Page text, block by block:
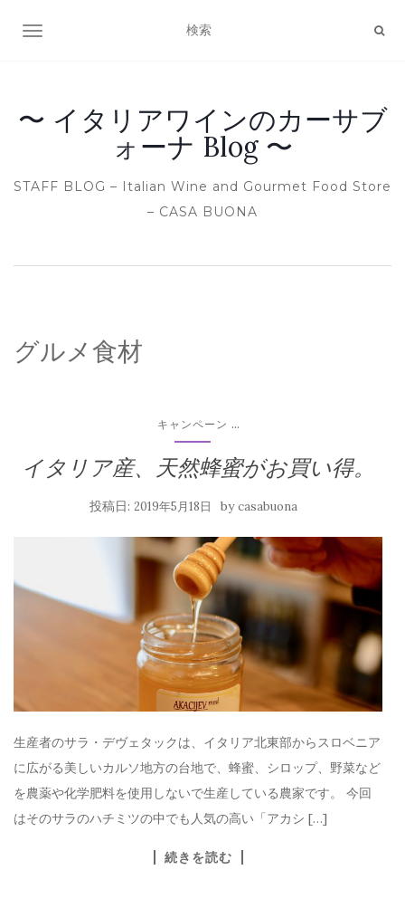
ナビゲーション切り替え
〜 イタリアワインのカーサブ
ォーナ Blog 〜
STAFF BLOG – Italian Wine and Gourmet Food Store
– CASA BUONA
グルメ食材
キャンペーン ...
イタリア産、天然蜂蜜がお買い得。
投稿日: 2019年5月18日 bycasabuona
生産者のサラ・デヴェタックは、イタリア北東部からスロベニア
に広がる美しいカルソ地方の台地で、蜂蜜、シロップ、野菜など
を農薬や化学肥料を使用しないで生産している農家です。 今回
はそのサラのハチミツの中でも人気の高い「アカシ […]
続きを読む